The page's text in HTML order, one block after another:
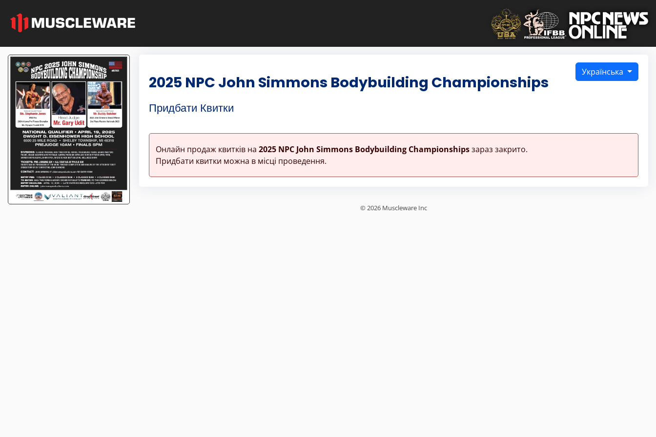
Українська
2025 NPC John Simmons Bodybuilding Championships
Придбати Квитки
Онлайн продаж квитків на 2025 NPC John Simmons Bodybuilding Championshipsзараз закрито.
Придбати квитки можна в місці проведення.
© 2026 Muscleware Inc